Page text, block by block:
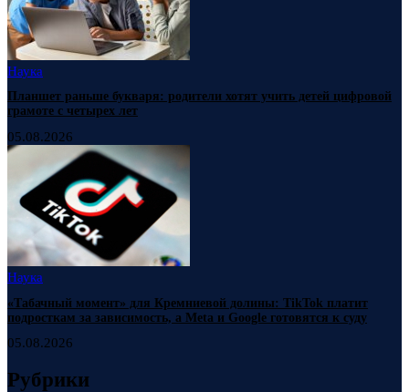
Наука
Планшет раньше букваря: родители хотят учить детей цифровой
грамоте с четырех лет
05.08.2026
Наука
«Табачный момент» для Кремниевой долины: TikTok платит
подросткам за зависимость, а Meta и Google готовятся к суду
05.08.2026
Рубрики